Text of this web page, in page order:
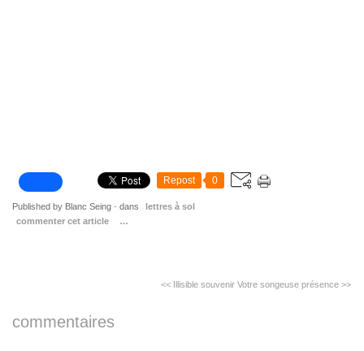
Repost 0
Published by Blanc Seing - dans
lettres à sol
commenter cet article
…
<< Illisible souvenir Votre songeuse présence >>
commentaires